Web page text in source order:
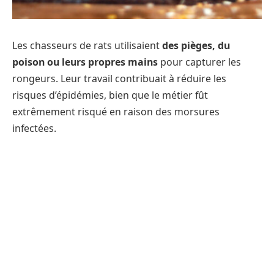
Les chasseurs de rats utilisaientdes pièges, du
poison ou leurs propres mains pour capturer les
rongeurs. Leur travail contribuait à réduire les
risques d’épidémies, bien que le métier fût
extrêmement risqué en raison des morsures
infectées.